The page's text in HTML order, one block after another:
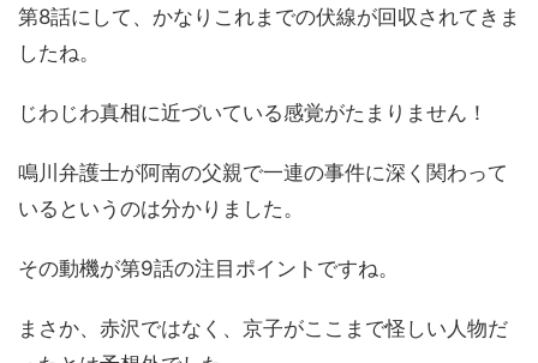
第8話にして、かなりこれまでの伏線が回収されてきま
したね。
じわじわ真相に近づいている感覚がたまりません！
鳴川弁護士が阿南の父親で一連の事件に深く関わって
いるというのは分かりました。
その動機が第9話の注目ポイントですね。
まさか、赤沢ではなく、京子がここまで怪しい人物だ